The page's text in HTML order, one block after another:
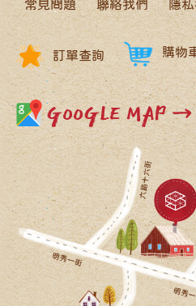
常見問題
聯絡我們 隱
訂單查詢 購物
GOOGLE MAP →